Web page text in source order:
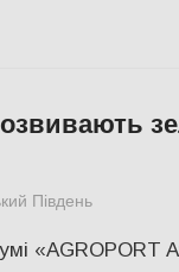
Південь
«AGROPORT